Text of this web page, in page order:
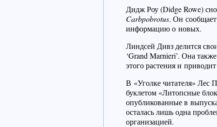
Дидж Роу (Didge Rowe)
Carbpobrotus. Он
информацию о новых.
Линдсей Дивз делится
‘Grand Marnieri’. Она
этого растения и
В «Уголке читателя» Лес
буклетом «Литопсные
опубликованные в
осталась лишь одна
организацией.